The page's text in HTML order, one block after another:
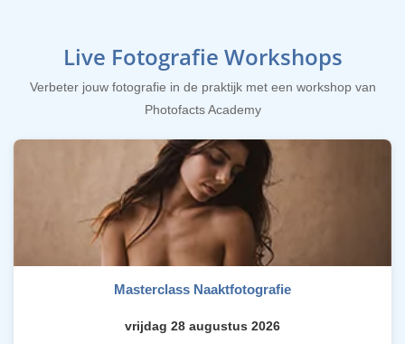
Live Fotografie Workshops
Verbeter jouw fotografie in de praktijk met een workshop van
Photofacts Academy
Masterclass Naaktfotografie
vrijdag 28 augustus 2026